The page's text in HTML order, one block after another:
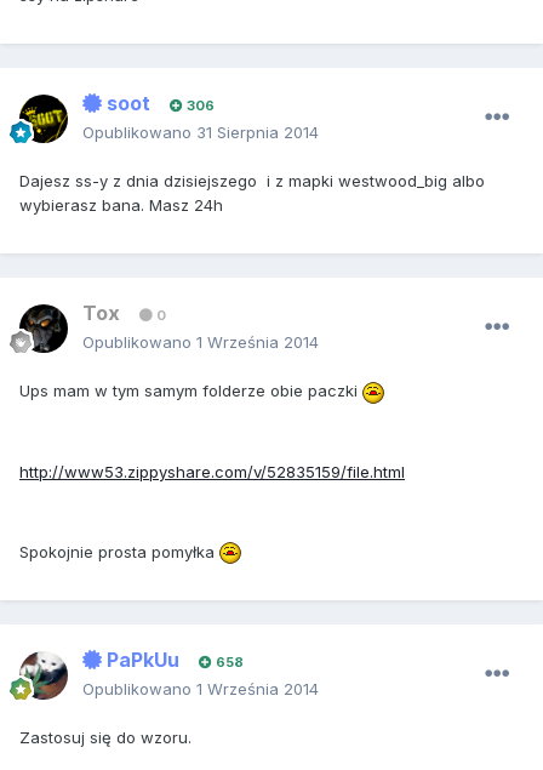
soot 306
Opublikowano 31 Sierpnia 2014
Dajesz ss-y z dnia dzisiejszego i z mapki westwood_big albo
wybierasz bana. Masz 24h
Tox 0
Opublikowano 1 Września 2014
Ups mam w tym samym folderze obie paczki
http://www53.zippyshare.com/v/52835159/file.html
Spokojnie prosta pomyłka
PaPkUu 658
Opublikowano 1 Września 2014
Zastosuj się do wzoru.